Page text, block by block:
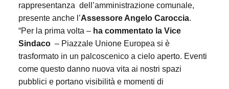
rappresentanza dell’amministrazione comunale,
presente anche l’Assessore Angelo Caroccia.
“Per la prima volta – ha commentato la Vice
Sindaco – Piazzale Unione Europea si è
trasformato in un palcoscenico a cielo aperto. Eventi
come questo danno nuova vita ai nostri spazi
pubblici e portano visibilità e momenti di